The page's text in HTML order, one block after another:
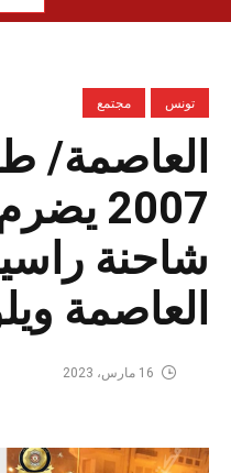
تونس مجتمع
العاصمة/
2007
شاحنة
العاصمة
16 مارس، 2023